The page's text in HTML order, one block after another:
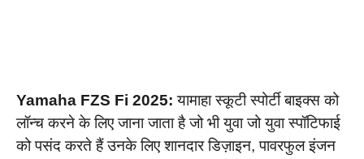
Yamaha FZS Fi 2025:यामाहा स्कूटी स्पोर्टी बाइक्स को
लॉन्च करने के लिए जाना जाता है जो भी युवा जो युवा स्पॉटिफाई
को पसंद करते हैं उनके लिए शानदार डिज़ाइन, पावरफुल इंजन